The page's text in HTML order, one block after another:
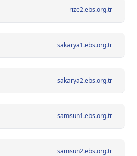
rize2.ebs.org.tr
sakarya1.ebs.org.tr
sakarya2.ebs.org.tr
samsun1.ebs.org.tr
samsun2.ebs.org.tr